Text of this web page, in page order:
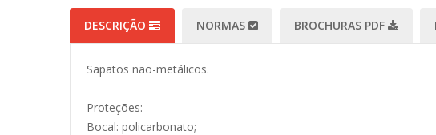
DESCRIÇÃO NORMAS BROCHURAS PDF
Sapatos não-metálicos.
Proteções:
Bocal: policarbonato;